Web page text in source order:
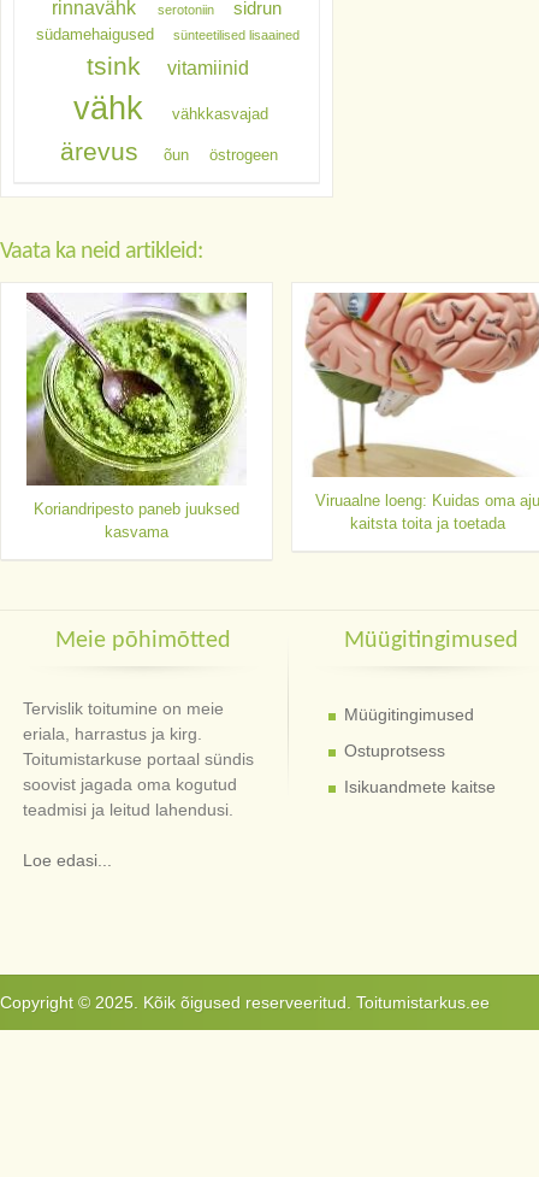
rinnavähk serotoniin sidrun
südamehaigused sünteetilised lisaained
tsink vitamiinid
vähk vähkkasvajad
ärevus õun östrogeen
Vaata ka neid artikleid:
Koriandripesto paneb juuksed
kasvama
Viruaalne loeng: Kuidas oma aju
kaitsta toita ja toetada
Meie põhimõtted
Tervislik toitumine on meie
eriala, harrastus ja kirg.
Toitumistarkuse portaal sündis
soovist jagada oma kogutud
teadmisi ja leitud lahendusi.
Loe edasi...
Müügitingimused
Müügitingimused
Ostuprotsess
Isikuandmete kaitse
Copyright © 2025. Kõik õigused reserveeritud. Toitumistarkus.ee